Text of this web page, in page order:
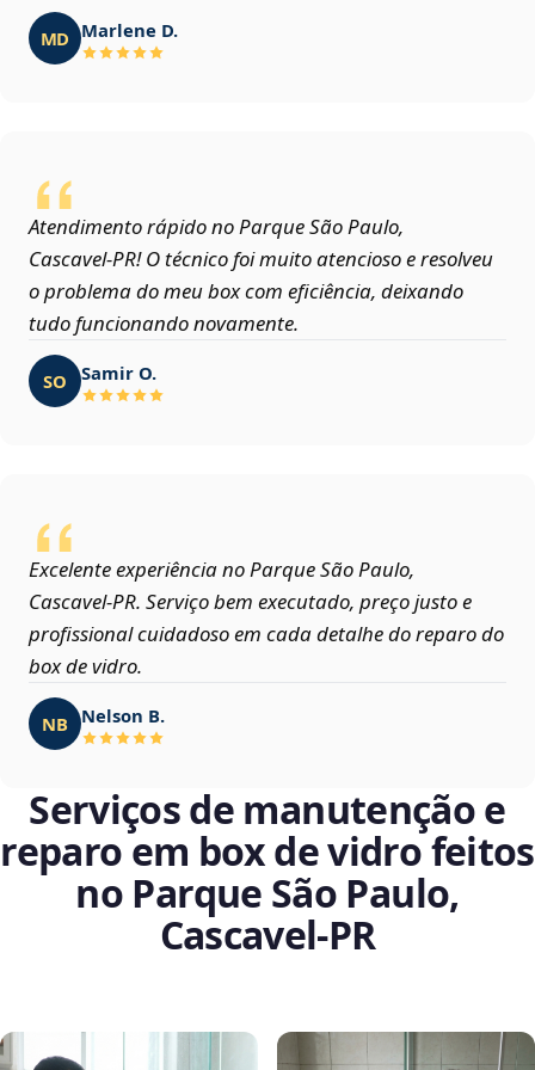
MD Marlene D.
Atendimento rápido no Parque São Paulo,
Cascavel‑PR! O técnico foi muito atencioso e resolveu
o problema do meu box com eficiência, deixando
tudo funcionando novamente.
SO Samir O.
Excelente experiência no Parque São Paulo,
Cascavel‑PR. Serviço bem executado, preço justo e
profissional cuidadoso em cada detalhe do reparo do
box de vidro.
NB Nelson B.
Serviços de manutenção e
reparo em box de vidro feitos
no Parque São Paulo,
Cascavel‑PR